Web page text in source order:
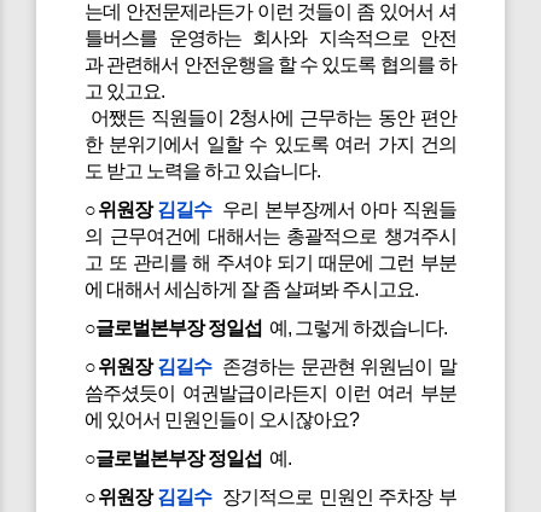
는데 안전문제라든가 이런 것들이 좀 있어서 셔
틀버스를 운영하는 회사와 지속적으로 안전
과 관련해서 안전운행을 할 수 있도록 협의를 하
고 있고요.
어쨌든 직원들이 2청사에 근무하는 동안 편안
한 분위기에서 일할 수 있도록 여러 가지 건의
도 받고 노력을 하고 있습니다.
○위원장김길수우리 본부장께서 아마 직원들
의 근무여건에 대해서는 총괄적으로 챙겨주시
고 또 관리를 해 주셔야 되기 때문에 그런 부분
에 대해서 세심하게 잘 좀 살펴봐 주시고요.
○글로벌본부장 정일섭 예, 그렇게 하겠습니다.
○위원장김길수존경하는 문관현 위원님이 말
씀주셨듯이 여권발급이라든지 이런 여러 부분
에 있어서 민원인들이 오시잖아요?
○글로벌본부장 정일섭 예.
○위원장김길수장기적으로 민원인 주차장 부